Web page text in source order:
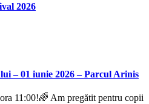
2026
– 01 iunie 2026 – Parcul Arinis
11:00!🌈 Am pregătit pentru copii